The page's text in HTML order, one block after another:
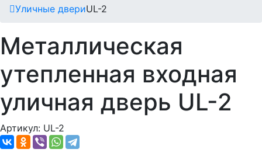
Уличные двериUL-2
Металлическая
утепленная входная
уличная дверь UL-2
Артикул: UL-2